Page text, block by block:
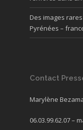
Des images
Pyrénées –
Contact
Marylène
06.03.99.62.07 –